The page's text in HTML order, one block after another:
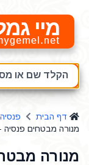
מיי גמל נט
הקלד שם או
דף הבית
מנורה מבטחים פנסיה
מנורה